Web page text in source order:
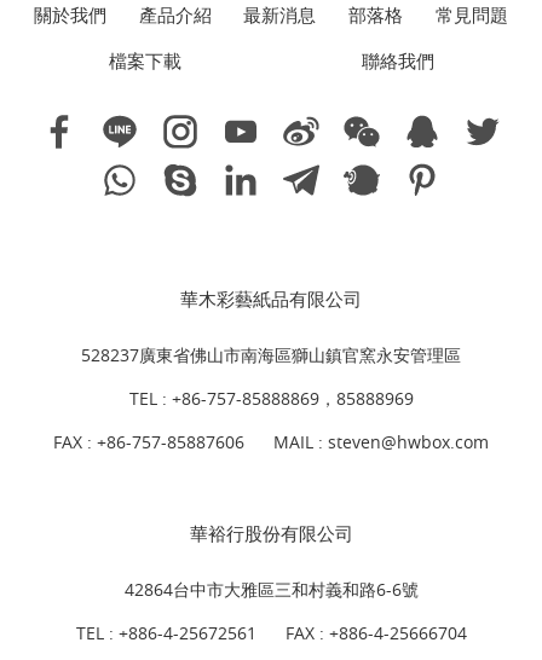
關於我們 產品介紹 最新消息 部落格
常見問題
檔案下載
聯絡我們
華木彩藝紙品有限公司
528237廣東省佛山市南海區獅山鎮官窯永安管理區
TEL : +86-757-85888869，85888969
FAX : +86-757-85887606
MAIL : steven@hwbox.com
華裕行股份有限公司
42864台中市大雅區三和村義和路6-6號
TEL : +886-4-25672561 FAX : +886-4-25666704